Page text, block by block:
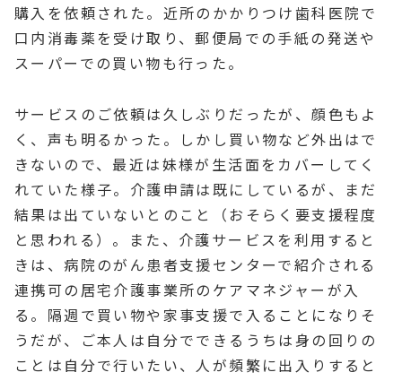
購入を依頼された。近所のかかりつけ歯科医院で
口内消毒薬を受け取り、郵便局での手紙の発送や
スーパーでの買い物も行った。
サービスのご依頼は久しぶりだったが、顔色もよ
く、声も明るかった。しかし買い物など外出はで
きないので、最近は妹様が生活面をカバーしてく
れていた様子。介護申請は既にしているが、まだ
結果は出ていないとのこと（おそらく要支援程度
と思われる）。また、介護サービスを利用すると
きは、病院のがん患者支援センターで紹介される
連携可の居宅介護事業所のケアマネジャーが入
る。隔週で買い物や家事支援で入ることになりそ
うだが、ご本人は自分でできるうちは身の回りの
ことは自分で行いたい、人が頻繁に出入りすると